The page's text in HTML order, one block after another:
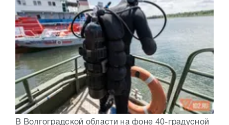
В Волгоградской области на фоне 40-градусной